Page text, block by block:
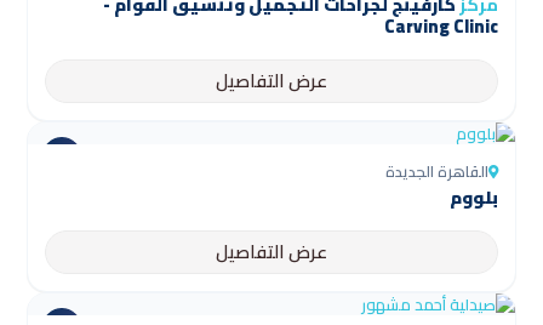
Carving Clinic
عرض التفاصيل
القاهرة الجديدة
بلووم
عرض التفاصيل